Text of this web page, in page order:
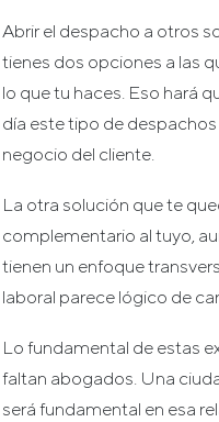
Abrir el despacho a otros
tienes dos opciones a las
lo que tu haces. Eso hará
día este tipo de
negocio del cliente.
La otra solución que te
complementario al tuyo,
tienen un enfoque
laboral parece lógico de
Lo fundamental de estas
faltan abogados. Una
será fundamental en esa